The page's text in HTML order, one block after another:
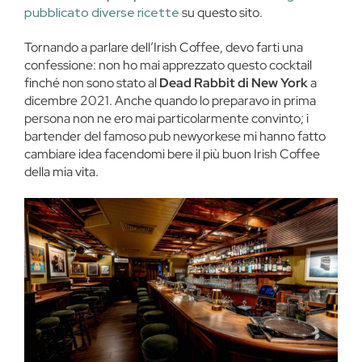
pubblicato diverse ricettesu questo sito.
Tornando a parlare dell’Irish Coffee, devo farti una
confessione: non ho mai apprezzato questo cocktail
finché non sono stato alDead Rabbit di New Yorka
dicembre 2021. Anche quando lo preparavo in prima
persona non ne ero mai particolarmente convinto; i
bartender del famoso pub newyorkese mi hanno fatto
cambiare idea facendomi bere il più buon Irish Coffee
della mia vita.